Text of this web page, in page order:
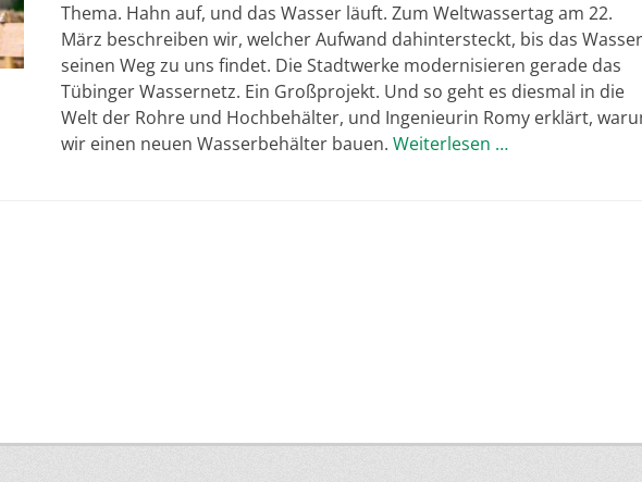
Thema. Hahn auf, und das Wasser läuft. Zum Weltwassertag am 22.
März beschreiben wir, welcher Aufwand dahintersteckt, bis das Wasser
seinen Weg zu uns findet. Die Stadtwerke modernisieren gerade das
Tübinger Wassernetz. Ein Großprojekt. Und so geht es diesmal in die
Welt der Rohre und Hochbehälter, und Ingenieurin Romy erklärt,
wir einen neuen Wasserbehälter bauen. Weiterlesen …